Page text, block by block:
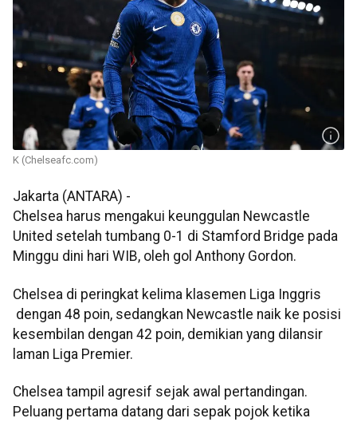
K (Chelseafc.com)
Jakarta (ANTARA) -
Chelsea harus mengakui keunggulan Newcastle
United setelah tumbang 0-1 di Stamford Bridge pada
Minggu dini hari WIB, oleh gol Anthony Gordon.
Chelsea di peringkat kelima klasemen Liga Inggris
dengan 48 poin, sedangkan Newcastle naik ke posisi
kesembilan dengan 42 poin, demikian yang dilansir
laman Liga Premier.
Chelsea tampil agresif sejak awal pertandingan.
Peluang pertama datang dari sepak pojok ketika